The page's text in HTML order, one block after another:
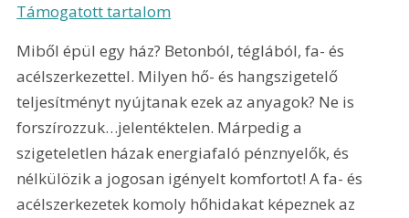
Támogatott tartalom
Miből épül egy ház? Betonból, téglából, fa- és
acélszerkezettel. Milyen hő- és hangszigetelő
teljesítményt nyújtanak ezek az anyagok? Ne is
forszírozzuk…jelentéktelen. Márpedig a
szigeteletlen házak energiafaló pénznyelők, és
nélkülözik a jogosan igényelt komfortot! A fa- és
acélszerkezetek komoly hőhidakat képeznek az